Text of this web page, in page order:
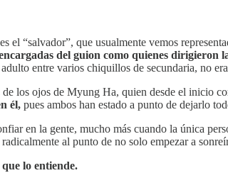
el “salvador”, que usualmente vemos
del guion como quienes
entre varios chiquillos de secundaria, no
los ojos de Myung Ha, quien desde el inicio
él, pues ambos han estado a punto de dejarlo
en la gente, mucho más cuando la única
al punto de no solo empezar a
lo entiende.